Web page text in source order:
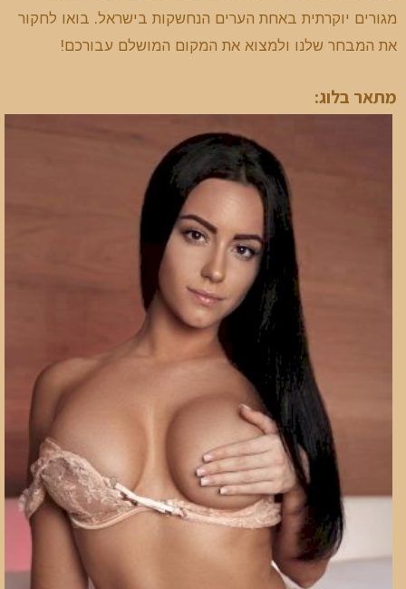
מגורים יוקרתית באחת הערים הנחשקות בישראל. בואו לחקור
את המבחר שלנו ולמצוא את המקום המושלם עבורכם!
מתאר בלוג: